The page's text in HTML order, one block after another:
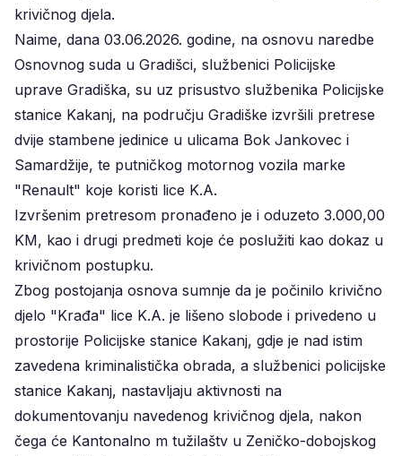
krivičnog djela.
Naime, dana 03.06.2026. godine, na osnovu naredbe
Osnovnog suda u Gradišci, službenici Policijske
uprave Gradiška, su uz prisustvo službenika Policijske
stanice Kakanj, na području Gradiške izvršili pretrese
dvije stambene jedinice u ulicama Bok Jankovec i
Samardžije, te putničkog motornog vozila marke
"Renault" koje koristi lice K.A.
Izvršenim pretresom pronađeno je i oduzeto 3.000,00
KM, kao i drugi predmeti koje će poslužiti kao dokaz u
krivičnom postupku.
Zbog postojanja osnova sumnje da je počinilo krivično
djelo "Krađa" lice K.A. je lišeno slobode i privedeno u
prostorije Policijske stanice Kakanj, gdje je nad istim
zavedena kriminalistička obrada, a službenici policijske
stanice Kakanj, nastavljaju aktivnosti na
dokumentovanju navedenog krivičnog djela, nakon
čega će Kantonalno m tužilaštv u Zeničko-dobojskog